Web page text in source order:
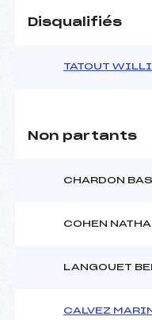
Disqualifiés
TATOUT
Non partants
CHARDON
COHEN
LANGOUET
CALVEZ